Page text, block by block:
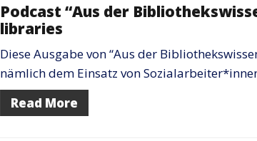
Entwicklung
Podcast “Aus der
libraries
Diese Ausgabe von “Aus der
nämlich dem Einsatz von
Read More